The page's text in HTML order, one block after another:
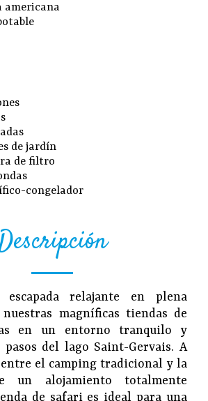
americana
de jardín
de filtro
congelador
escapada relajante en plena
magníficas tiendas de
en un entorno tranquilo y
pasos del lago Saint-Gervais. A
el camping tradicional y la
un alojamiento totalmente
de safari es ideal para una